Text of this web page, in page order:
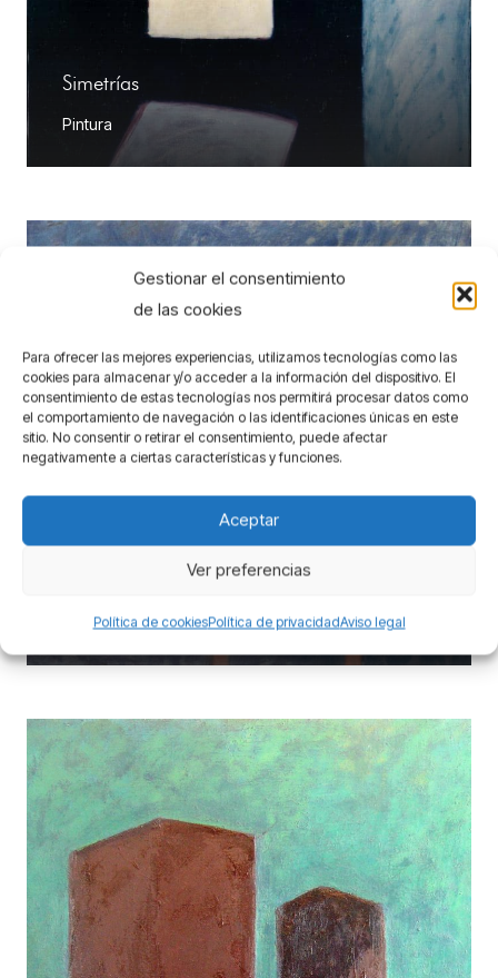
Gestionar el consentimiento
de las cookies
Para ofrecer las mejores experiencias, utilizamos tecnologías como las
cookies para almacenar y/o acceder a la información del dispositivo. El
consentimiento de estas tecnologías nos permitirá procesar datos como
el comportamiento de navegación o las identificaciones únicas en este
sitio. No consentir o retirar el consentimiento, puede afectar
negativamente a ciertas características y funciones.
Aceptar
Ver preferencias
Política de cookiesPolítica de privacidadAviso legal
Simetrías
Pintura
Pintura